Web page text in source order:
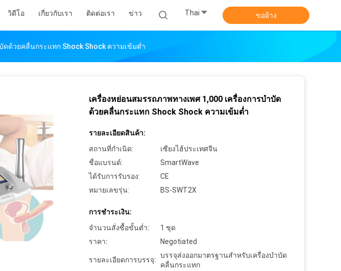
วิดีโอ เกี่ยวกับเรา ติดต่อเรา ข่าว Thai ขออ้าง
ดด้วยคลื่นกระแทก Shock Shock ความเข้มต่ำ
เครื่องหย่อนสมรรถภาพทางเพศ 1,000 เครื่องการบำบัด
ด้วยคลื่นกระแทก Shock Shock ความเข้มต่ำ
รายละเอียดสินค้า:
สถานที่กำเนิด:
เซียงไฮ้ประเทศจีน
ชื่อแบรนด์:
SmartWave
ได้รับการรับรอง:
CE
หมายเลขรุ่น:
BS-SWT2X
การชำระเงิน:
จำนวนสั่งซื้อขั้นต่ำ:
1 ชุด
ราคา:
Negotiated
รายละเอียดการบรรจุ:
บรรจุส่งออกมาตรฐานสำหรับเครื่องบำบัด
คลื่นกระแทก